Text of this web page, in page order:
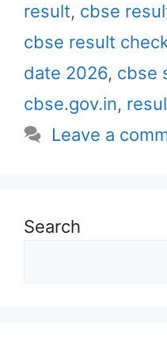
result, cbse
cbse result
date 2026, cbse
cbse.gov.in,
Leave a
Search